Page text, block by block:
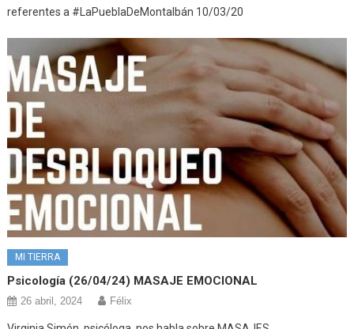
referentes a #LaPueblaDeMontalbán 10/03/20
MI TIERRA
Psicología (26/04/24) MASAJE EMOCIONAL
26 abril, 2024 Félix